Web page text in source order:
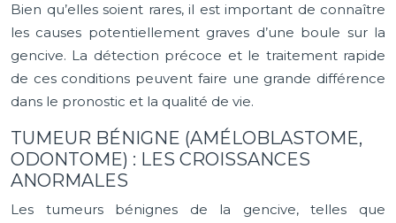
Bien qu’elles soient rares, il est important de connaître
les causes potentiellement graves d’une boule sur la
gencive. La détection précoce et le traitement rapide
de ces conditions peuvent faire une grande différence
dans le pronostic et la qualité de vie.
TUMEUR BÉNIGNE (AMÉLOBLASTOME,
ODONTOME) : LES CROISSANCES
ANORMALES
Les tumeurs bénignes de la gencive, telles que